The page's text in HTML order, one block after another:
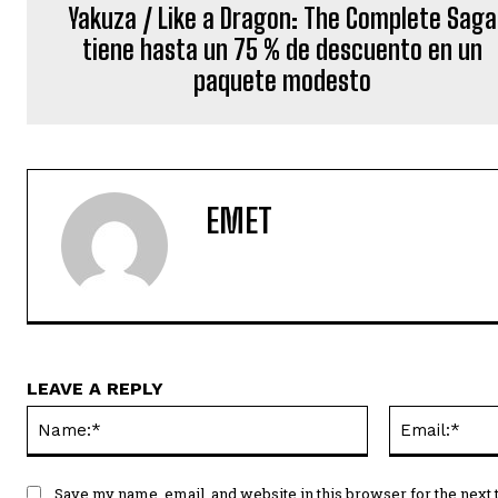
Yakuza / Like a Dragon: The Complete Saga
tiene hasta un 75 % de descuento en un
paquete modesto
EMET
LEAVE A REPLY
Save my name, email, and website in this browser for the next